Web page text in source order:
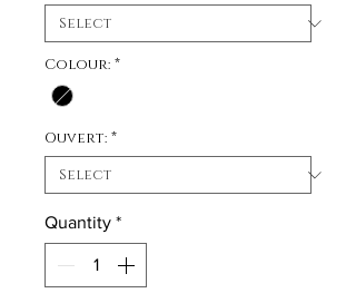
Colour: *
Ouvert: *
Quantity *